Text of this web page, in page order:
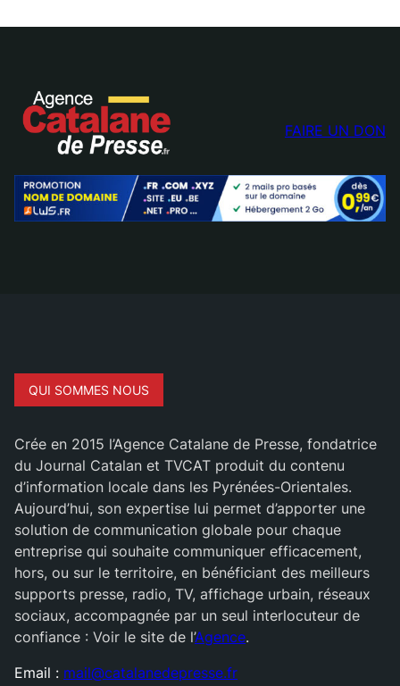
FAIRE UN DON
QUI SOMMES NOUS
Crée en 2015 l’Agence Catalane de Presse, fondatrice
du Journal Catalan et TVCAT produit du contenu
d’information locale dans les Pyrénées-Orientales.
Aujourd’hui, son expertise lui permet d’apporter une
solution de communication globale pour chaque
entreprise qui souhaite communiquer efficacement,
hors, ou sur le territoire, en bénéficiant des meilleurs
supports presse, radio, TV, affichage urbain, réseaux
sociaux, accompagnée par un seul interlocuteur de
confiance : Voir le site de l’Agence.
Email : mail@catalanedepresse.fr